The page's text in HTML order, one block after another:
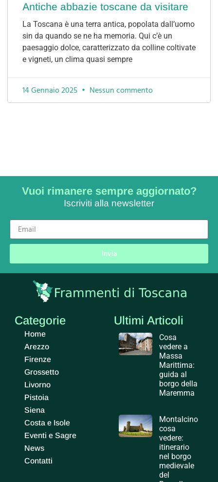
Antiche abbazie toscane da visitare
La Toscana è una terra antica, popolata dall’uomo
sin da quando se ne ha memoria. Qui c’è un
paesaggio dolce, caratterizzato da colline coltivate
e vigneti, un clima quasi sempre
14 Gennaio 2025 Nessun commento
Vuoi rimanere sempre aggiornato?
Iscriviti alla newsletter
Invia
Categorie
Home
Arezzo
Firenze
Grossetto
Livorno
Pistoia
Siena
Costa e Isole
Eventi e Sagre
News
Contatti
Ultimi Articoli
Cosa
vedere a
Massa
Marittima:
guida al
borgo della
Maremma
Montalcino
cosa
vedere:
itinerario
nel borgo
medievale
del